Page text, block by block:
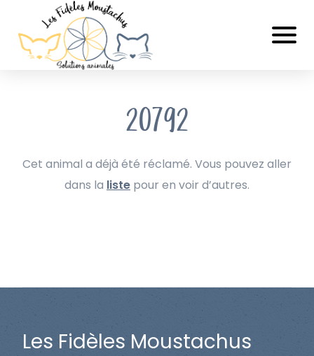
20792
Cet animal a déjà été réclamé. Vous pouvez aller
dans la liste pour en voir d’autres.
Les Fidèles Moustachus